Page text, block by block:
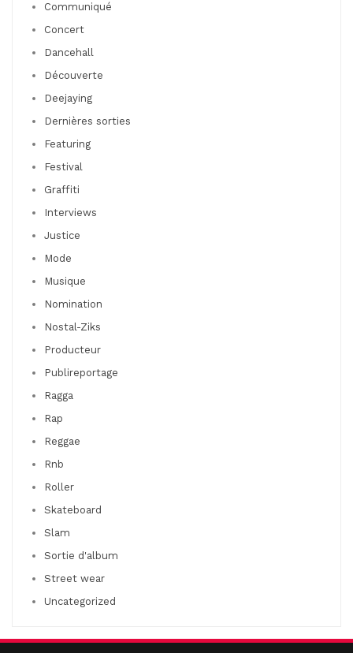
Communiqué
Concert
Dancehall
Découverte
Deejaying
Dernières sorties
Featuring
Festival
Graffiti
Interviews
Justice
Mode
Musique
Nomination
Nostal-Ziks
Producteur
Publireportage
Ragga
Rap
Reggae
Rnb
Roller
Skateboard
Slam
Sortie d'album
Street wear
Uncategorized